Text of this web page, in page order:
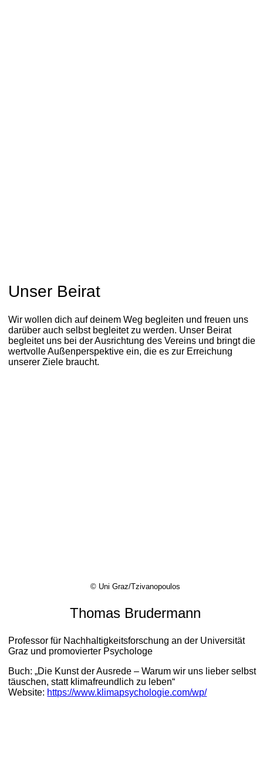
Unser Beirat
Wir wollen dich auf deinem Weg begleiten und freuen uns
darüber auch selbst begleitet zu werden. Unser Beirat
begleitet uns bei der Ausrichtung des Vereins und bringt die
wertvolle Außenperspektive ein, die es zur Erreichung
unserer Ziele braucht.
© Uni Graz/Tzivanopoulos
Thomas Brudermann
Professor für Nachhaltigkeitsforschung an der Universität
Graz und promovierter Psychologe
Buch: „Die Kunst der Ausrede – Warum wir uns lieber selbst
täuschen, statt klimafreundlich zu leben“
Website: https://www.klimapsychologie.com/wp/